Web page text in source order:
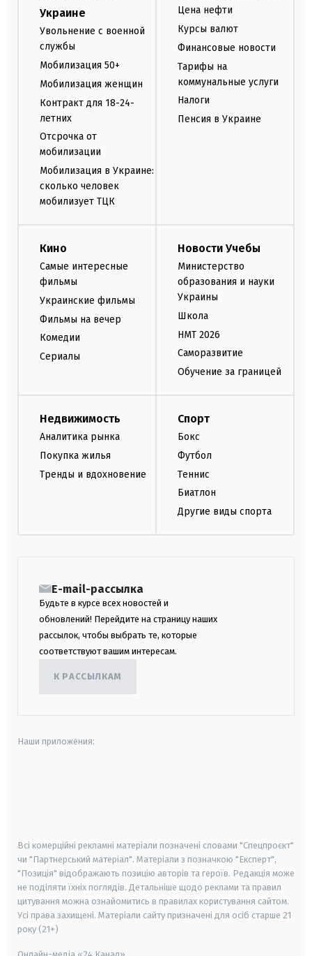
Украине
Увольнение с военной
службы
Мобилизация 50+
Мобилизация женщин
Контракт для 18-24-
летних
Отсрочка от
мобилизации
Мобилизация в Украине:
сколько человек
мобилизует ТЦК
Цена нефти
Курсы валют
Финансовые новости
Тарифы на
коммунальные услуги
Налоги
Пенсия в Украине
Кино
Самые интересные
фильмы
Украинские фильмы
Фильмы на вечер
Комедии
Сериалы
Новости Учебы
Министерство
образования и науки
Украины
Школа
НМТ 2026
Саморазвитие
Обучение за границей
Недвижимость
Аналитика рынка
Покупка жилья
Тренды и вдохновение
Спорт
Бокс
Футбол
Теннис
Биатлон
Другие виды спорта
E-mail-рассылка
Будьте в курсе всех новостей и
обновлений! Перейдите на страницу наших
рассылок, чтобы выбрать те, которые
соответствуют вашим интересам.
К РАССЫЛКАМ
Наши приложения:
Всі комерційні рекламні матеріали позначені словами "Спецпроєкт"
чи "Партнерський матеріал". Матеріали з позначкою "Експерт",
"Позиція" відображають позицію авторів та героїв. Редакція може
не поділяти їхніх поглядів. Детальніше щодо реклами та правил
цитування можна ознайомитись в правилах користування сайтом.
Усі права захищені. Матеріали сайту призначені для осіб старше 21
року (21+)